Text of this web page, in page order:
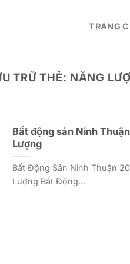
TRANG
TRỮ THẺ: NĂNG
Bất động sản Ninh
Lượng
Bất Động Sản Ninh Thuận
Lượng Bất Động...